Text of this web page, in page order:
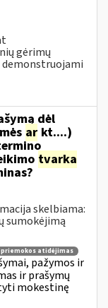
gėrimų
demonstruojami
dėl
ar kt....)
tvarka
skelbiama:
sumokėjimą
atidėjimas
pažymos ir
ir prašymų
mokestinę